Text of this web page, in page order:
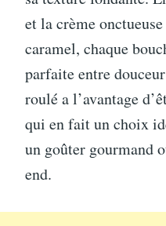
et la crème
caramel, chaque
parfaite entre
roulé a l’avantage
qui en fait un choix
un goûter gourmand
end.